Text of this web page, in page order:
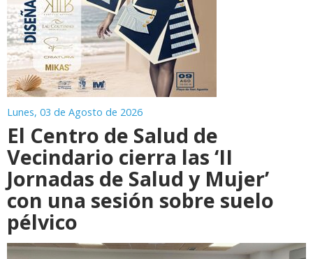
Lunes, 03 de Agosto de 2026
El Centro de Salud de
Vecindario cierra las ‘II
Jornadas de Salud y Mujer’
con una sesión sobre suelo
pélvico